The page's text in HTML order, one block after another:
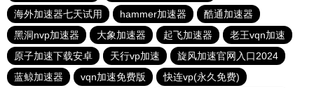
海外加速器七天试用
hammer加速器
酷通加速器
黑洞nvp加速器
大象加速器 起飞加速器
老王vqn加速
原子加速下载安卓
天行vp加速
旋风加速官网入口2024
蓝鲸加速器
vqn加速免费版
快连vp(永久免费)